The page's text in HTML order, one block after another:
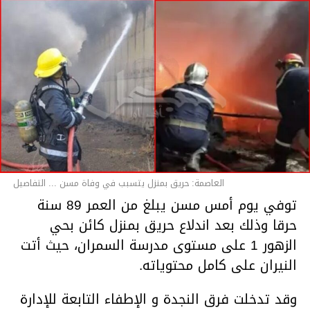
العاصمة: حريق بمنزل يتسبب في وفاة مسن ... التفاصيل
توفي يوم أمس مسن يبلغ من العمر 89 سنة
حرقا وذلك بعد اندلاع حريق بمنزل كائن بحي
الزهور 1 على مستوى مدرسة السمران، حيث أتت
النيران على كامل محتوياته.
وقد تدخلت فرق النجدة و الإطفاء التابعة للإدارة